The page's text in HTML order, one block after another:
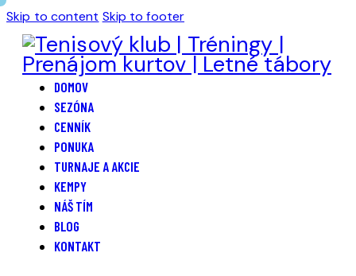
Skip to content Skip to footer
DOMOV
SEZÓNA
CENNÍK
PONUKA
TURNAJE A AKCIE
KEMPY
NÁŠ TÍM
BLOG
KONTAKT